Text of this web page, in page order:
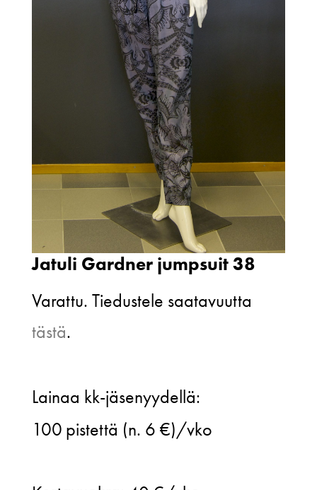
Jatuli Gardner jumpsuit 38
Varattu. Tiedustele saatavuutta
tästä.
Gardner
jumpsuit
Lainaa kk-jäsenyydellä:
100 pistettä (n. 6 €)/vko